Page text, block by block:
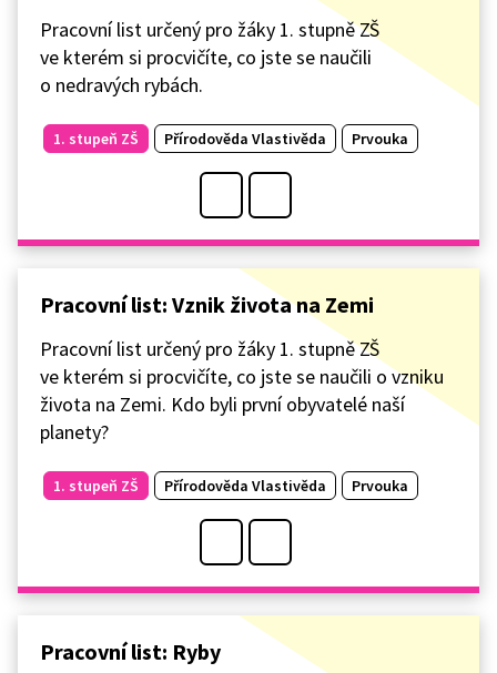
Pracovní list určený pro žáky 1. stupně ZŠ
ve kterém si procvičíte, co jste se naučili
o nedravých rybách.
1. stupeň ZŠ Přírodověda Vlastivěda Prvouka
Pracovní list: Vznik života na Zemi
Pracovní list určený pro žáky 1. stupně ZŠ
ve kterém si procvičíte, co jste se naučili o vzniku
života na Zemi. Kdo byli první obyvatelé naší
planety?
1. stupeň ZŠ Přírodověda Vlastivěda Prvouka
Pracovní list: Ryby